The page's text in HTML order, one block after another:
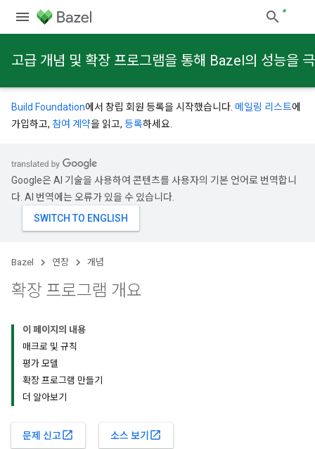
고급 개념 및 확장 프로그램을 통해 Bazel의 성능을
Build Foundation에서 창립 회원 등록을 시작했습니다. 메일링 리스트에
가입하고, 참여 계약을 읽고, 등록하세요.
Google은 AI 기술을 사용하여 콘텐츠를 사용자의 기본 언어로 번역합니
다. AI 번역에는 오류가 있을 수 있습니다.
Bazel 연장 개념
확장 프로그램 개요
이 페이지의 내용
매크로 및 규칙
평가 모델
확장 프로그램 만들기
더 알아보기
문제 신고open_in_new 소스 보기 open_in_new